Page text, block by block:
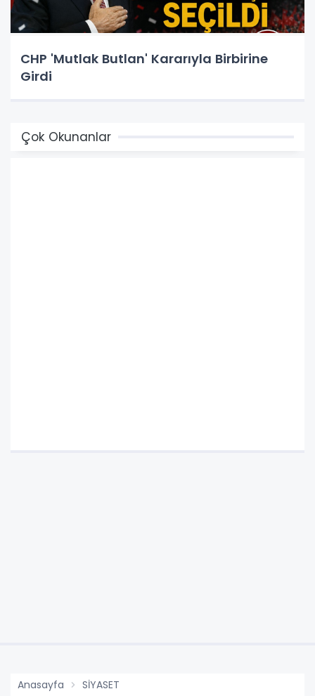
CHP 'Mutlak Butlan' Kararıyla Birbirine
Girdi
Çok Okunanlar
Anasayfa SİYASET